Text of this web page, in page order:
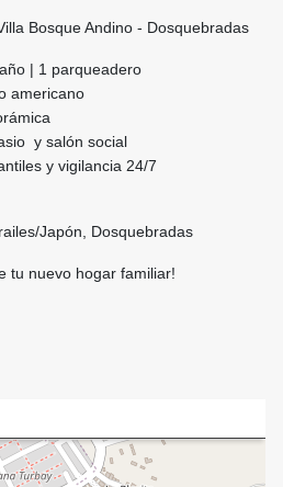
Bosque Andino - Dosquebradas
| 1 parqueadero
americano
y salón social
y vigilancia 24/7
Japón, Dosquebradas
tu nuevo hogar familiar!